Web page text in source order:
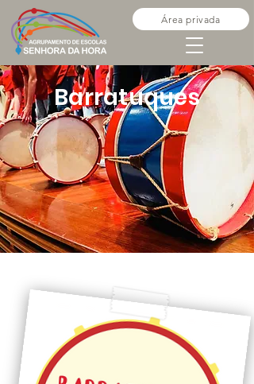
Área privada
Barratuques